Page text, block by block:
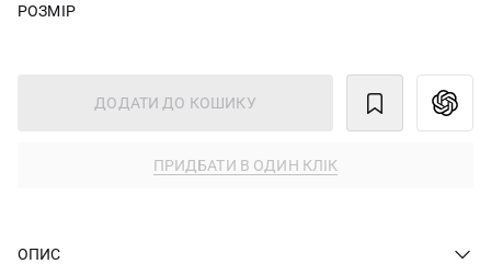
РОЗМІР
ДОДАТИ ДО КОШИКУ
ПРИДБАТИ В ОДИН КЛІК
ОПИС